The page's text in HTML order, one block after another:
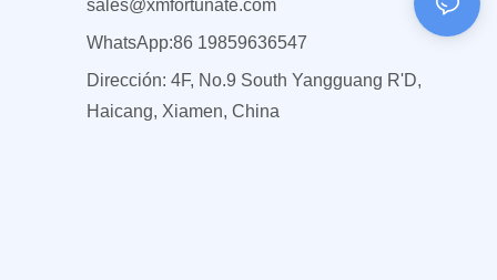
sales@xmfortunate.com
WhatsApp:86 19859636547
Dirección: 4F, No.9 South Yangguang R'D,
Haicang, Xiamen, China